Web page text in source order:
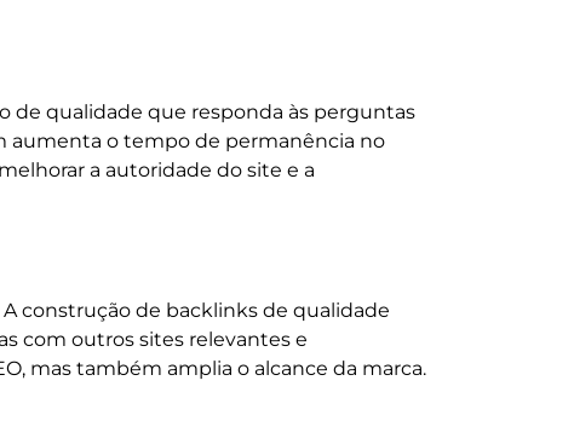
de qualidade que responda às perguntas
aumenta o tempo de permanência no
a autoridade do site e a
construção de backlinks de qualidade
com outros sites relevantes e
mas também amplia o alcance da marca.